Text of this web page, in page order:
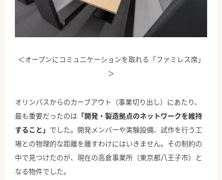
＜オープンにコミュニケーションを取れる「ファミレス席」
＞
オリンパスからのカーブアウト（事業切り出し）にあたり、
最も重要だったのは 「開発・製造拠点のネットワークを維持
すること」 でした。開発メンバーや実験設備、試作を行う工
場との物理的な距離を離すわけにはいきません。その制約の
中で見つけたのが、現在の高倉事業所（東京都八王子市）と
なる物件でした。